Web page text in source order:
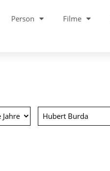
Person Filme